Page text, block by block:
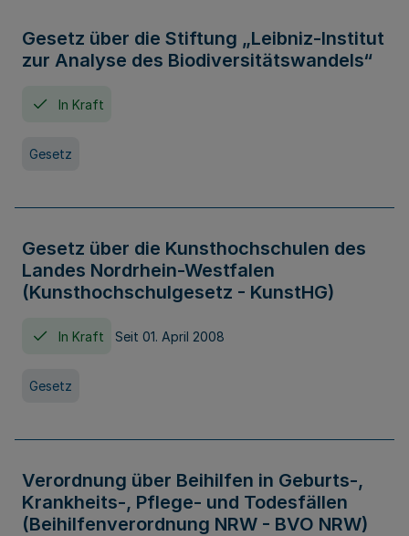
Gesetz über die Stiftung „Leibniz-Institut
zur Analyse des Biodiversitätswandels“
In Kraft
Gesetz
Gesetz über die Kunsthochschulen des
Landes Nordrhein-Westfalen
(Kunsthochschulgesetz - KunstHG)
In Kraft Seit 01. April 2008
Gesetz
Verordnung über Beihilfen in Geburts-,
Krankheits-, Pflege- und Todesfällen
(Beihilfenverordnung NRW - BVO NRW)